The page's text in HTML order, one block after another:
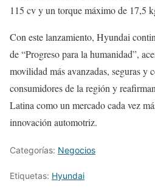
115 cv y un torque máximo de 17,5
Con este lanzamiento, Hyundai
de “Progreso para la humanidad”,
movilidad más avanzadas, seguras y
consumidores de la región y
Latina como un mercado cada vez
innovación automotriz.
Categorías: Negocios
Etiquetas: Hyundai